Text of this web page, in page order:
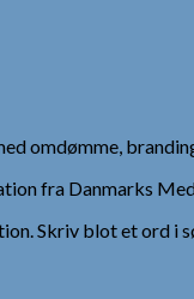
omdømme,
fra Danmarks
Skriv blot et ord i